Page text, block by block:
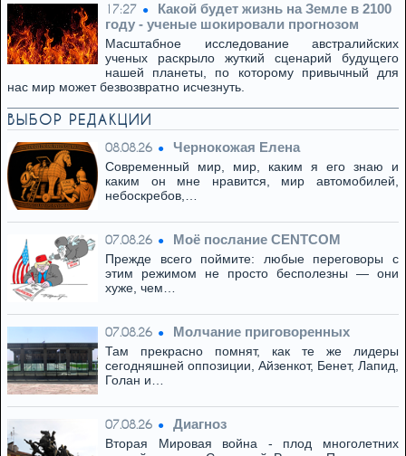
17:27
Какой будет жизнь на Земле в 2100
году - ученые шокировали прогнозом
Масштабное исследование австралийских
ученых раскрыло жуткий сценарий будущего
нашей планеты, по которому привычный для
нас мир может безвозвратно исчезнуть.
ВЫБОР РЕДАКЦИИ
08.08.26 Чернокожая Елена
Современный мир, мир, каким я его знаю и
каким он мне нравится, мир автомобилей,
небоскребов,…
07.08.26 Моё послание CENTCOM
Прежде всего поймите: любые переговоры с
этим режимом не просто бесполезны — они
хуже, чем…
07.08.26 Молчание приговоренных
Там прекрасно помнят, как те же лидеры
сегодняшней оппозиции, Айзенкот, Бенет, Лапид,
Голан и…
07.08.26 Диагноз
Вторая Мировая война - плод многолетних